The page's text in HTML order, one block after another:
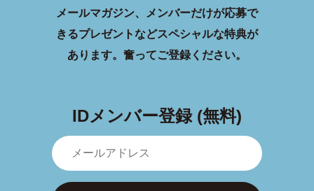
メールマガジン、メンバーだけが応募で
きるプレゼントなどスペシャルな特典が
あります。 奮ってご登録ください。
IDメンバー登録 (無料)